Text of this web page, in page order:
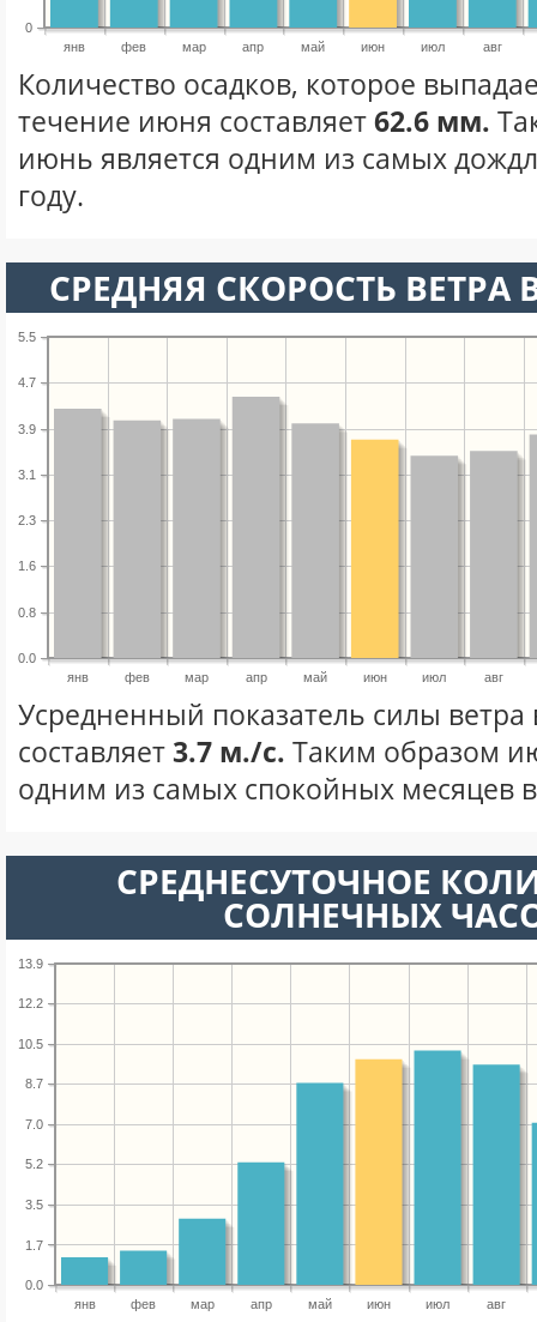
янв фев мар апр май июн июл авг
0
Количество осадков, которое
течение июня составляет62.6 мм.
июнь является одним из самых
году.
СРЕДНЯЯ СКОРОСТЬ
янв фев мар апр май июн июл авг
0.0
0.8
1.6
2.3
3.1
3.9
4.7
5.5
Усредненный показатель силы
составляет3.7 м./с. Таким образом
одним из самых спокойных месяцев
СРЕДНЕСУТОЧНОЕ
СОЛНЕЧНЫХ
янв фев мар апр май июн июл авг
0.0
1.7
3.5
5.2
7.0
8.7
10.5
12.2
13.9